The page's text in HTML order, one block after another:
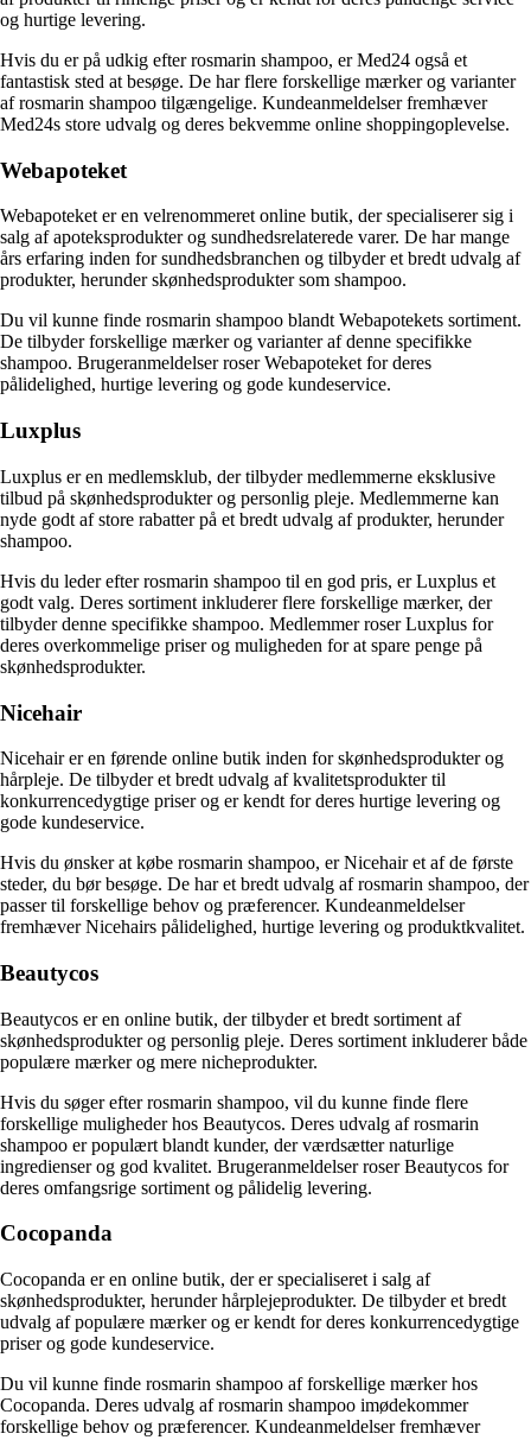
og hurtige levering.
Hvis du er på udkig efter rosmarin shampoo, er Med24 også et
fantastisk sted at besøge. De har flere forskellige mærker og varianter
af rosmarin shampoo tilgængelige. Kundeanmeldelser fremhæver
Med24s store udvalg og deres bekvemme online shoppingoplevelse.
Webapoteket
Webapoteket er en velrenommeret online butik, der specialiserer sig i
salg af apoteksprodukter og sundhedsrelaterede varer. De har mange
års erfaring inden for sundhedsbranchen og tilbyder et bredt udvalg af
produkter, herunder skønhedsprodukter som shampoo.
Du vil kunne finde rosmarin shampoo blandt Webapotekets sortiment.
De tilbyder forskellige mærker og varianter af denne specifikke
shampoo. Brugeranmeldelser roser Webapoteket for deres
pålidelighed, hurtige levering og gode kundeservice.
Luxplus
Luxplus er en medlemsklub, der tilbyder medlemmerne eksklusive
tilbud på skønhedsprodukter og personlig pleje. Medlemmerne kan
nyde godt af store rabatter på et bredt udvalg af produkter, herunder
shampoo.
Hvis du leder efter rosmarin shampoo til en god pris, er Luxplus et
godt valg. Deres sortiment inkluderer flere forskellige mærker, der
tilbyder denne specifikke shampoo. Medlemmer roser Luxplus for
deres overkommelige priser og muligheden for at spare penge på
skønhedsprodukter.
Nicehair
Nicehair er en førende online butik inden for skønhedsprodukter og
hårpleje. De tilbyder et bredt udvalg af kvalitetsprodukter til
konkurrencedygtige priser og er kendt for deres hurtige levering og
gode kundeservice.
Hvis du ønsker at købe rosmarin shampoo, er Nicehair et af de første
steder, du bør besøge. De har et bredt udvalg af rosmarin shampoo, der
passer til forskellige behov og præferencer. Kundeanmeldelser
fremhæver Nicehairs pålidelighed, hurtige levering og produktkvalitet.
Beautycos
Beautycos er en online butik, der tilbyder et bredt sortiment af
skønhedsprodukter og personlig pleje. Deres sortiment inkluderer både
populære mærker og mere nicheprodukter.
Hvis du søger efter rosmarin shampoo, vil du kunne finde flere
forskellige muligheder hos Beautycos. Deres udvalg af rosmarin
shampoo er populært blandt kunder, der værdsætter naturlige
ingredienser og god kvalitet. Brugeranmeldelser roser Beautycos for
deres omfangsrige sortiment og pålidelig levering.
Cocopanda
Cocopanda er en online butik, der er specialiseret i salg af
skønhedsprodukter, herunder hårplejeprodukter. De tilbyder et bredt
udvalg af populære mærker og er kendt for deres konkurrencedygtige
priser og gode kundeservice.
Du vil kunne finde rosmarin shampoo af forskellige mærker hos
Cocopanda. Deres udvalg af rosmarin shampoo imødekommer
forskellige behov og præferencer. Kundeanmeldelser fremhæver